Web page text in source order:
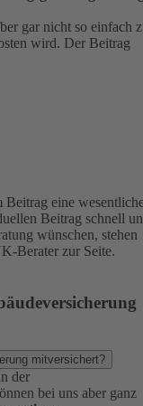
gar nicht so einfach
wird. Der Beitrag
Beitrag eine
Beitrag schnell
wünschen, stehen
Berater zur Seite.
mitversichert?
der
bei uns aber ganz